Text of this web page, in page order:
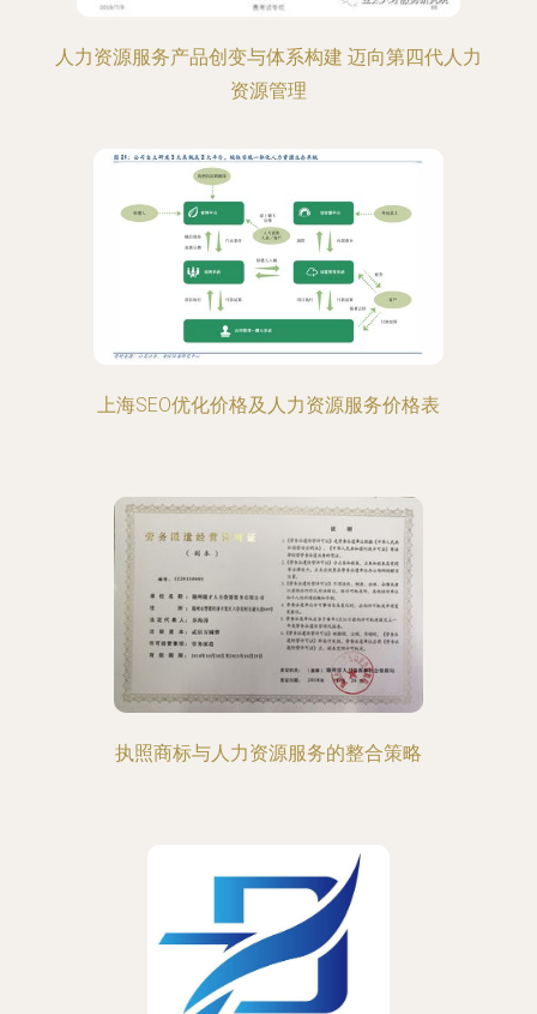
人力资源服务产品创变与体系构建 迈向第四代人力
资源管理
上海SEO优化价格及人力资源服务价格表
执照商标与人力资源服务的整合策略